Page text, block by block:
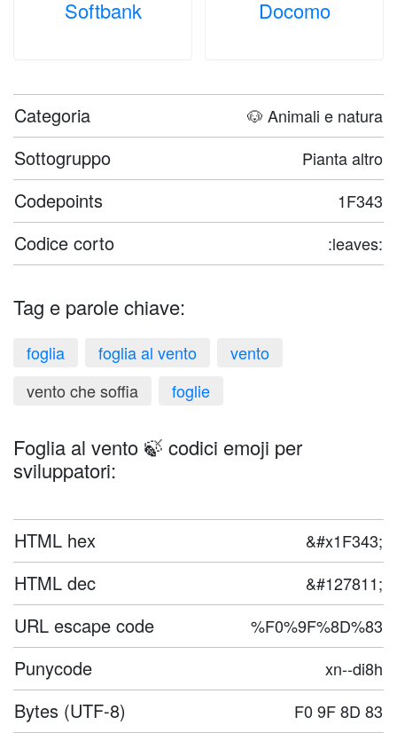
Softbank Docomo
Categoria 🐶 Animali e natura
Sottogruppo Pianta altro
Codepoints 1F343
Codice corto :leaves:
Tag e parole chiave:
foglia foglia al vento
vento
vento che soffia
foglie
Foglia al vento 🍃 codici emoji per
sviluppatori:
HTML hex &#x1F343;
HTML dec &#127811;
URL escape code %F0%9F%8D%83
Punycode xn--di8h
Bytes (UTF-8) F0 9F 8D 83